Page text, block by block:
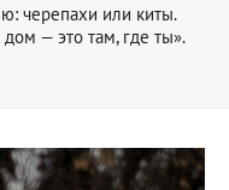
черепахи или киты.
— это там, где ты».